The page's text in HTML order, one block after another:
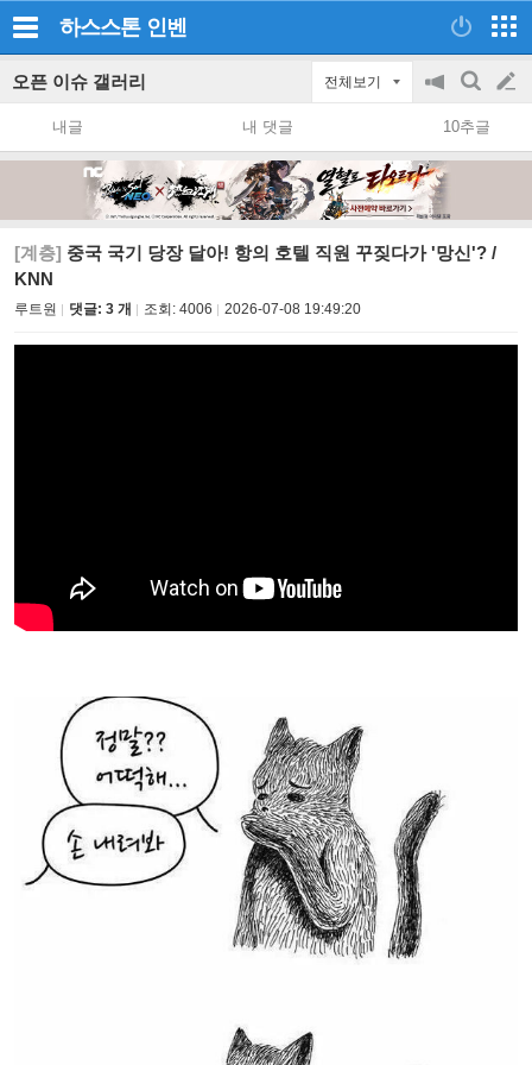
하스스톤 인벤
오픈 이슈 갤러리 전체보기
공
지
on/off
검
색
글
쓰
내글 내 댓글 10추글
[계층] 중국 국기 당장 달아! 항의 호텔 직원 꾸짖다가 '망신'? /
KNN
루트원 댓글: 3 개 조회: 4006 2026-07-08 19:49:20